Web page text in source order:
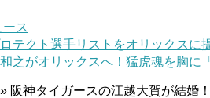
ス
テクト選手リストをオリックスに
之がオリックスへ！猛虎魂を胸に
» 阪神タイガースの江越大賀が結婚